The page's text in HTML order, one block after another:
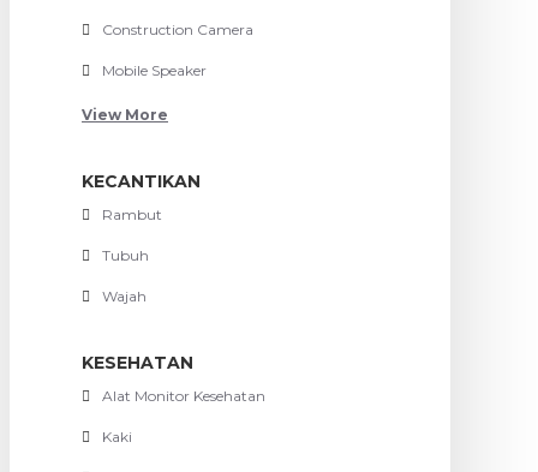
Construction Camera
Mobile Speaker
View More
KECANTIKAN
Rambut
Tubuh
Wajah
KESEHATAN
Alat Monitor Kesehatan
Kaki